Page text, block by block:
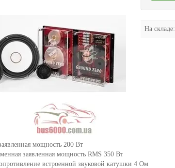
На складе:
мощность 200 Вт
заявленная мощность RMS 350 Вт
встроенной звуковой катушки 4 Ом